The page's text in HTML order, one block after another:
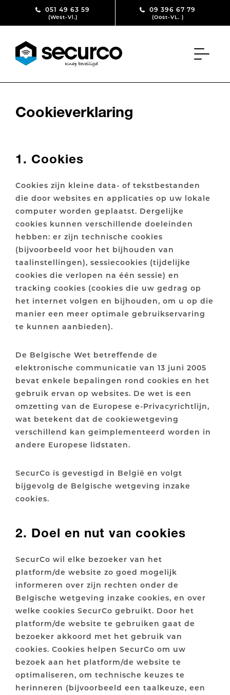
Skip to content051 49 63 59
(West-Vl.)
09 396 67 79
(Oost-VL. )
Cookieverklaring
1. Cookies
Cookies zijn kleine data- of tekstbestanden
die door websites en applicaties op uw lokale
computer worden geplaatst. Dergelijke
cookies kunnen verschillende doeleinden
hebben: er zijn technische cookies
(bijvoorbeeld voor het bijhouden van
taalinstellingen), sessiecookies (tijdelijke
cookies die verlopen na één sessie) en
tracking cookies (cookies die uw gedrag op
het internet volgen en bijhouden, om u op die
manier een meer optimale gebruikservaring
te kunnen aanbieden).
De Belgische Wet betreffende de
elektronische communicatie van 13 juni 2005
bevat enkele bepalingen rond cookies en het
gebruik ervan op websites. De wet is een
omzetting van de Europese e-Privacyrichtlijn,
wat betekent dat de cookiewetgeving
verschillend kan geïmplementeerd worden in
andere Europese lidstaten.
SecurCo is gevestigd in België en volgt
bijgevolg de Belgische wetgeving inzake
cookies.
2. Doel en nut van cookies
SecurCo wil elke bezoeker van het
platform/de website zo goed mogelijk
informeren over zijn rechten onder de
Belgische wetgeving inzake cookies, en over
welke cookies SecurCo gebruikt. Door het
platform/de website te gebruiken gaat de
bezoeker akkoord met het gebruik van
cookies. Cookies helpen SecurCo om uw
bezoek aan het platform/de website te
optimaliseren, om technische keuzes te
herinneren (bijvoorbeeld een taalkeuze, een